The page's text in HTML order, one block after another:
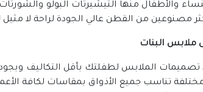
والأطفال منها التيشيرتات البولو
مصنوعين من القطن عالي الجودة لراحة لا مثيل
الملابس لطفلتك بأقل التكاليف وبجودة
تناسب جميع الأذواق بمقاسات لكافة